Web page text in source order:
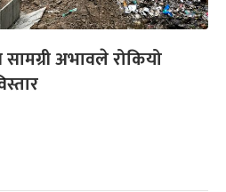
सामग्री अभावले रोकियो